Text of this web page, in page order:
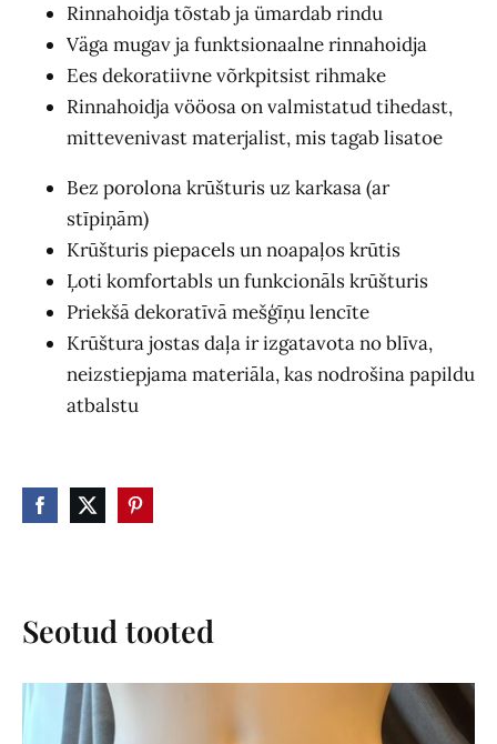
Rinnahoidja tõstab ja ümardab rindu
Väga mugav ja funktsionaalne rinnahoidja
Ees dekoratiivne võrkpitsist rihmake
Rinnahoidja vööosa on valmistatud tihedast,
mittevenivast materjalist, mis tagab lisatoe
Bez porolona krūšturis uz karkasa (ar
stīpiņām)
Krūšturis piepacels un noapaļos krūtis
Ļoti komfortabls un funkcionāls krūšturis
Priekšā dekoratīvā mešģīņu lencīte
Krūštura jostas daļa ir izgatavota no blīva,
neizstiepjama materiāla, kas nodrošina papildu
atbalstu
Seotud tooted